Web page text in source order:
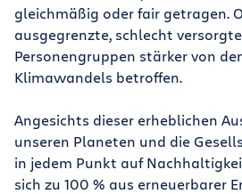
gleichmäßig oder fair getragen.
ausgegrenzte, schlecht
Personengruppen stärker von
Klimawandels betroffen.
Angesichts dieser erheblichen
unseren Planeten und die
in jedem Punkt auf
sich zu 100 % aus erneuerbarer